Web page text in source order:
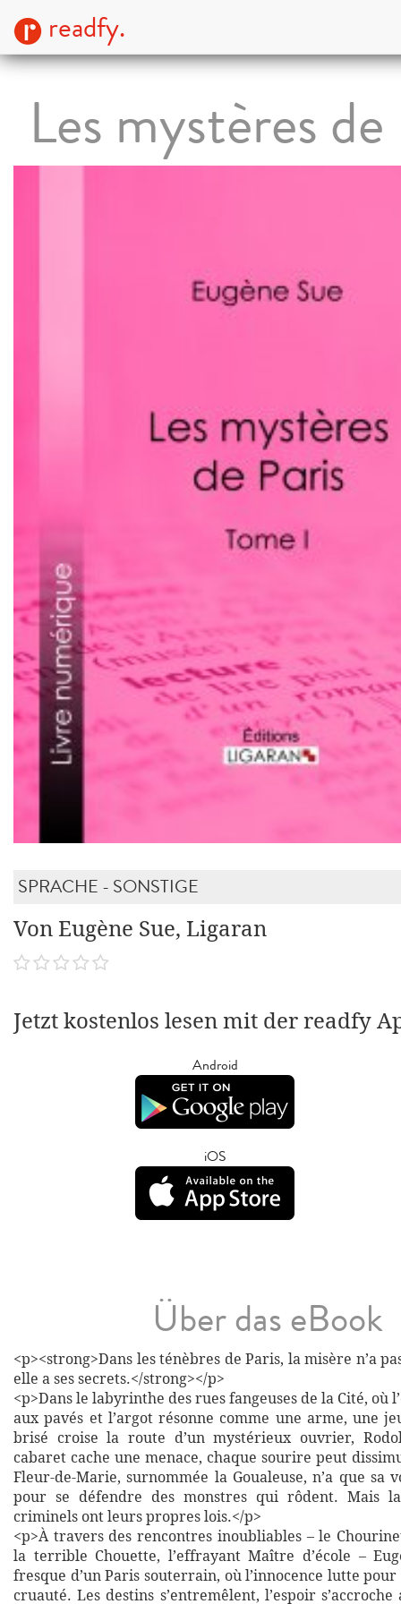
readfy.
Les mystères
SPRACHE - SONSTIGE
Von Eugène Sue, Ligaran
Jetzt kostenlos lesen mit der readfy
Android
iOS
Über das eBook
<p><strong>Dans les ténèbres de Paris, la misère n’a
elle a ses secrets.</strong></p>
<p>Dans le labyrinthe des rues fangeuses de la Cité, où
aux pavés et l’argot résonne comme une arme, une
brisé croise la route d’un mystérieux ouvrier,
cabaret cache une menace, chaque sourire peut
Fleur-de-Marie, surnommée la Goualeuse, n’a que sa
pour se défendre des monstres qui rôdent. Mais
criminels ont leurs propres lois.</p>
<p>À travers des rencontres inoubliables – le
la terrible Chouette, l’effrayant Maître d’école –
fresque d’un Paris souterrain, où l’innocence lutte
cruauté. Les destins s’entremêlent, l’espoir